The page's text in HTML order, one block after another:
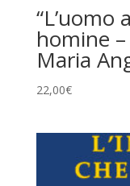
“L’uomo
homine
Maria
22,00€